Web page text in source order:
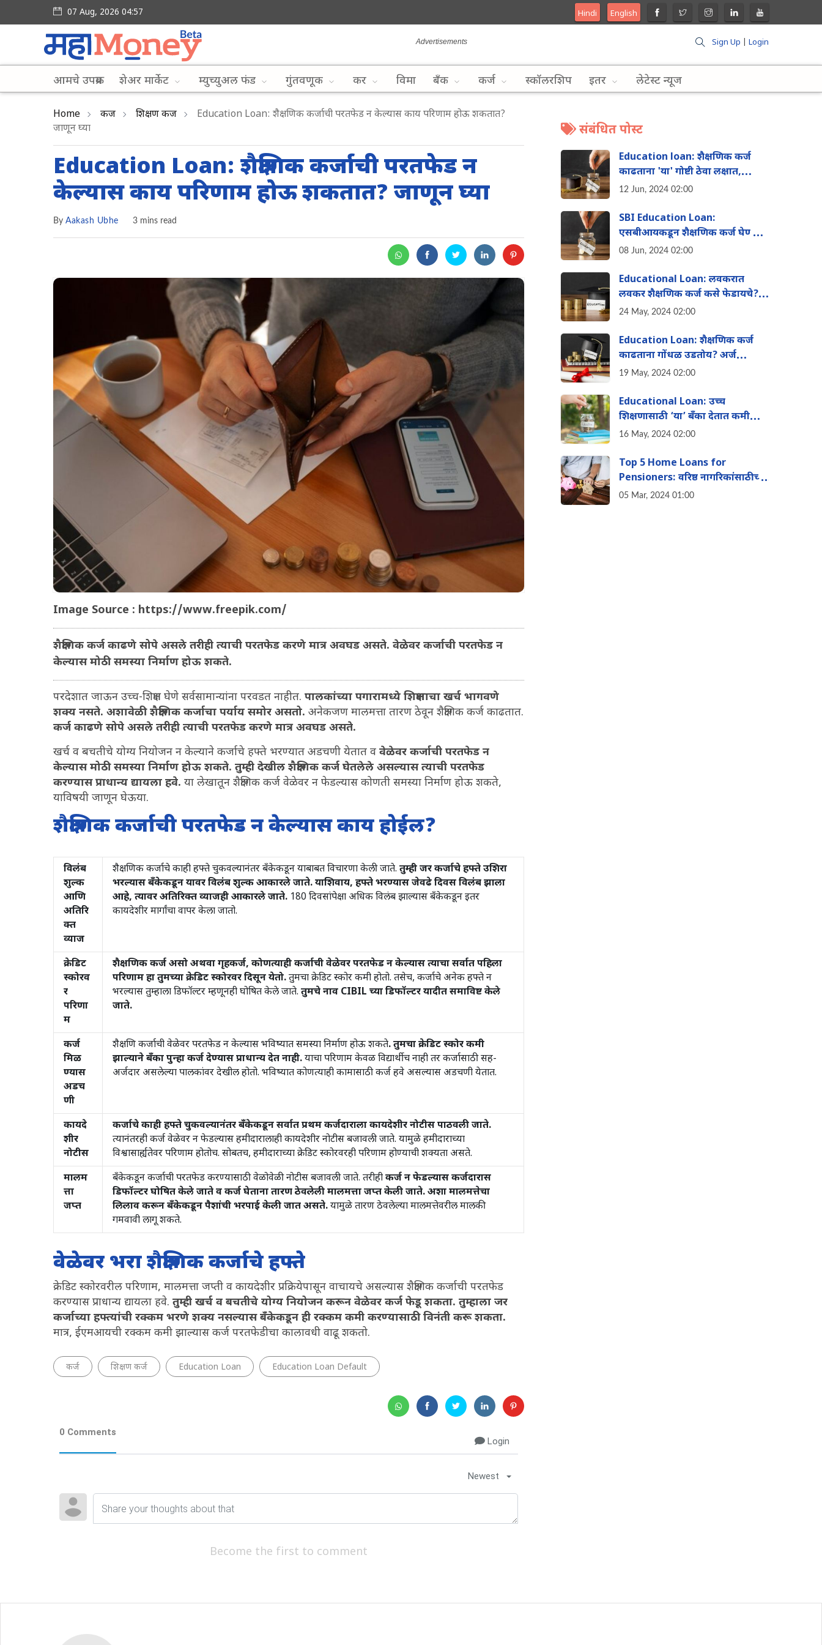
07 Aug, 2026 04:57 Hindi English
Sign Up Login
आमचे उपक्रम शेअर मार्केट म्युच्युअल फंड गुंतवणूक कर विमा बँक कर्ज स्कॉलरशिप इतर लेटेस्ट न्यूज
Home कर्ज शिक्षण कर्ज
Education Loan: शैक्षणिक कर्जाची परतफेड न केल्यास काय परिणाम होऊ शकतात?
जाणून घ्या
Education Loan: शैक्षणिक कर्जाची परतफेड न
केल्यास काय परिणाम होऊ शकतात? जाणून घ्या
By Aakash Ubhe 3 mins read
Image Source : https://www.freepik.com/
शैक्षणिक कर्ज काढणे सोपे असले तरीही त्याची परतफेड करणे मात्र अवघड असते. वेळेवर कर्जाची परतफेड न
केल्यास मोठी समस्या निर्माण होऊ शकते.
परदेशात जाऊन उच्च-शिक्षण घेणे सर्वसामान्यांना परवडत नाहीत. पालकांच्या पगारामध्ये शिक्षणाचा खर्च भागवणे
शक्य नसते. अशावेळी शैक्षणिक कर्जाचा पर्याय समोर असतो. अनेकजण मालमत्ता तारण ठेवून शैक्षणिक कर्ज काढतात.
कर्ज काढणे सोपे असले तरीही त्याची परतफेड करणे मात्र अवघड असते.
खर्च व बचतीचे योग्य नियोजन न केल्याने कर्जाचे हफ्ते भरण्यात अडचणी येतात व वेळेवर कर्जाची परतफेड न
केल्यास मोठी समस्या निर्माण होऊ शकते. तुम्ही देखील शैक्षणिक कर्ज घेतलेले असल्यास त्याची परतफेड
करण्यास प्राधान्य द्यायला हवे. या लेखातून शैक्षणिक कर्ज वेळेवर न फेडल्यास कोणती समस्या निर्माण होऊ शकते,
याविषयी जाणून घेऊया.
शैक्षणिक कर्जाची परतफेड न केल्यास काय होईल?
विलंब
शुल्क
आणि
अतिरि
क्त
व्याज
शैक्षणिक कर्जाचे काही हफ्ते चुकवल्यानंतर बँकेकडून याबाबत विचारणा केली जाते. तुम्ही जर कर्जाचे हफ्ते उशिरा
भरल्यास बँकेकडून यावर विलंब शुल्क आकारले जाते. याशिवाय, हफ्ते भरण्यास जेवढे दिवस विलंब झाला
आहे, त्यावर अतिरिक्त व्याजही आकारले जाते. 180 दिवसांपेक्षा अधिक विलंब झाल्यास बँकेकडून इतर
कायदेशीर मार्गांचा वापर केला जातो.
क्रेडिट
स्कोरव
र
परिणा
म
शैक्षणिक कर्ज असो अथवा गृहकर्ज, कोणत्याही कर्जाची वेळेवर परतफेड न केल्यास त्याचा सर्वात पहिला
परिणाम हा तुमच्या क्रेडिट स्कोरवर दिसून येतो.तुमचा क्रेडिट स्कोर कमी होतो. तसेच, कर्जाचे अनेक हफ्ते न
भरल्यास तुम्हाला डिफॉल्टर म्हणूनही घोषित केले जाते. तुमचे नाव CIBIL च्या डिफॉल्टर यादीत समाविष्ट केले
जाते.
कर्ज
मिळ
ण्यास
अडच
णी
शैक्षणि कर्जाची वेळेवर परतफेड न केल्यास भविष्यात समस्या निर्माण होऊ शकते. तुमचा क्रेडिट स्कोर कमी
झाल्याने बँका पुन्हा कर्ज देण्यास प्राधान्य देत नाही.याचा परिणाम केवळ विद्यार्थीच नाही तर कर्जासाठी सह-
अर्जदार असलेल्या पालकांवर देखील होतो. भविष्यात कोणत्याही कामासाठी कर्ज हवे असल्यास अडचणी येतात.
कायदे
शीर
नोटीस
कर्जाचे काही हफ्ते चुकवल्यानंतर बँकेकडून सर्वात प्रथम कर्जदाराला कायदेशीर नोटीस पाठवली जाते.
त्यानंतरही कर्ज वेळेवर न फेडल्यास हमीदारालाही कायदेशीर नोटीस बजावली जाते. यामुळे हमीदाराच्या
विश्वासार्ह्यतेवर परिणाम होतोच. सोबतच, हमीदाराच्या क्रेडिट स्कोरवरही परिणाम होण्याची शक्यता असते.
मालम
त्ता
जप्त
बँकेकडून कर्जाची परतफेड करण्यासाठी वेळोवेळी नोटीस बजावली जाते. तरीहीकर्ज न फेडल्यास कर्जदारास
डिफॉल्टर घोषित केले जाते व कर्ज घेताना तारण ठेवलेली मालमत्ता जप्त केली जाते. अशा मालमत्तेचा
लिलाव करून बँकेकडून पैशांची भरपाई केली जात असते.यामुळे तारण ठेवलेल्या मालमत्तेवरील मालकी
गमवावी लागू शकते.
वेळेवर भरा शैक्षणिक कर्जाचे हफ्ते
क्रेडिट स्कोरवरील परिणाम, मालमत्ता जप्ती व कायदेशीर प्रक्रियेपासून वाचायचे असल्यास शैक्षणिक कर्जाची परतफेड
करण्यास प्राधान्य द्यायला हवे. तुम्ही खर्च व बचतीचे योग्य नियोजन करून वेळेवर कर्ज फेडू शकता. तुम्हाला जर
कर्जाच्या हफ्त्यांची रक्कम भरणे शक्य नसल्यास बँकेकडून ही रक्कम कमी करण्यासाठी विनंती करू शकता.
मात्र, ईएमआयची रक्कम कमी झाल्यास कर्ज परतफेडीचा कालावधी वाढू शकतो.
कर्ज शिक्षण कर्ज Education Loan Education Loan Default
0 Comments
Login
Newest
Become the first to comment
संबंधित पोस्ट
Education loan: शैक्षणिक कर्ज
काढताना 'या' गोष्टी ठेवा लक्षात,
अन्यथा भरावे लागतील जास्त पैसे
12 Jun, 2024 02:00
SBI Education Loan:
एसबीआयकडून शैक्षणिक कर्ज घेण्याचे
काय फायदे आहेत? वाचा
08 Jun, 2024 02:00
Educational Loan: लवकरात
लवकर शैक्षणिक कर्ज कसे फेडायचे?
जाणून घ्या या टिप्स
24 May, 2024 02:00
Education Loan: शैक्षणिक कर्ज
काढताना गोंधळ उडतोय? अर्ज
करण्यापूर्वी ही माहिती जाणून घ्याच
19 May, 2024 02:00
Educational Loan: उच्च
शिक्षणासाठी ‘या’ बँका देतात कमी
व्याजदरात कर्ज, जाणून घ्या संपूर्ण
16 May, 2024 02:00
Top 5 Home Loans for
Pensioners: वरिष्ठ नागरिकांसाठीच्या
शीर्ष ५ कर्ज पर्यायांची माहिती, पहा
05 Mar, 2024 01:00